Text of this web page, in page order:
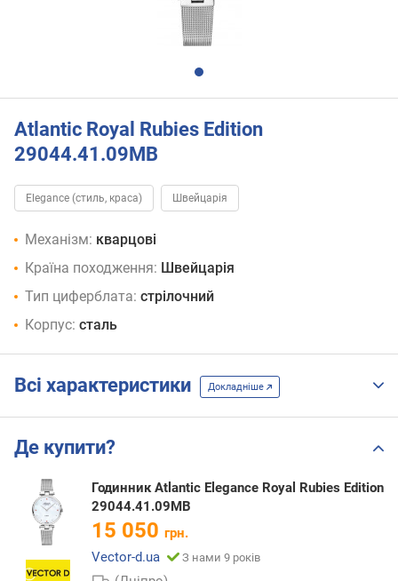
Atlantic Royal Rubies Edition
29044.41.09MB
Elegance (стиль, краса) Швейцарія
Механізм: кварцові
Країна походження: Швейцарія
Тип циферблата: стрілочний
Корпус: сталь
Всі характеристики Докладніше
Де купити?
Годинник Atlantic Elegance Royal Rubies Edition
29044.41.09MB
15 050 грн.
Vector-d.ua
З нами 9 років